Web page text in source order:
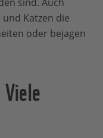
sind. Auch
Katzen die
oder bejagen